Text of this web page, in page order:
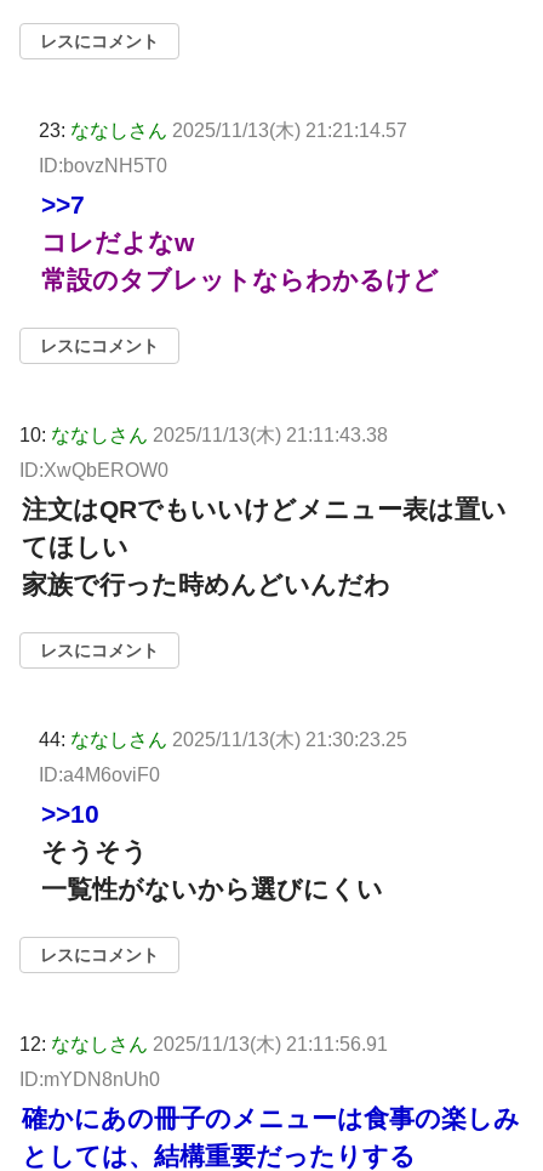
レスにコメント
23: ななしさん 2025/11/13(木) 21:21:14.57
ID:bovzNH5T0
>>7
コレだよなw
常設のタブレットならわかるけど
レスにコメント
10: ななしさん 2025/11/13(木) 21:11:43.38
ID:XwQbEROW0
注文はQRでもいいけどメニュー表は置い
てほしい
家族で行った時めんどいんだわ
レスにコメント
44: ななしさん 2025/11/13(木) 21:30:23.25
ID:a4M6oviF0
>>10
そうそう
一覧性がないから選びにくい
レスにコメント
12: ななしさん 2025/11/13(木) 21:11:56.91
ID:mYDN8nUh0
確かにあの冊子のメニューは食事の楽しみ
としては、結構重要だったりする